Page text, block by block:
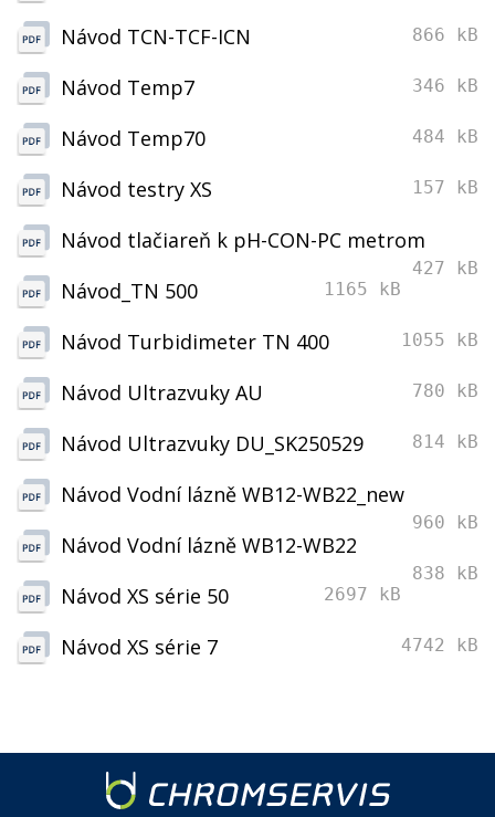
Návod TCN-TCF-ICN 866 kB
Návod Temp7 346 kB
Návod Temp70 484 kB
Návod testry XS 157 kB
Návod tlačiareň k pH-CON-PC metrom
427 kB
Návod_TN 500 1165 kB
Návod Turbidimeter TN 400 1055 kB
Návod Ultrazvuky AU 780 kB
Návod Ultrazvuky DU_SK250529 814 kB
Návod Vodní lázně WB12-WB22_new
960 kB
Návod Vodní lázně WB12-WB22
838 kB
Návod XS série 50 2697 kB
Návod XS série 7 4742 kB